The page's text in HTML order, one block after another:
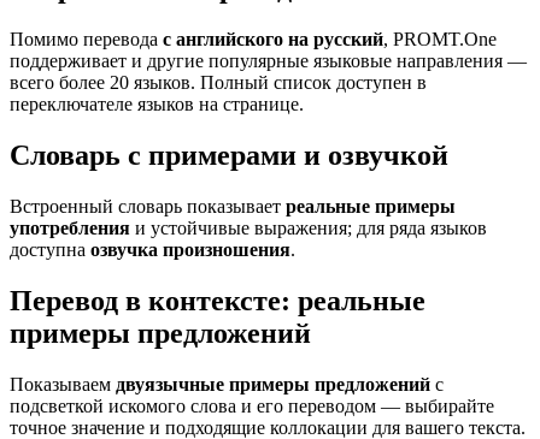
Помимо перевода с английского на русский, PROMT.One
поддерживает и другие популярные языковые направления —
всего более 20 языков. Полный список доступен в
переключателе языков на странице.
Словарь с примерами и озвучкой
Встроенный словарь показывает реальные примеры
употребления и устойчивые выражения; для ряда языков
доступна озвучка произношения.
Перевод в контексте: реальные
примеры предложений
Показываем двуязычные примеры предложений с
подсветкой искомого слова и его переводом — выбирайте
точное значение и подходящие коллокации для вашего текста.